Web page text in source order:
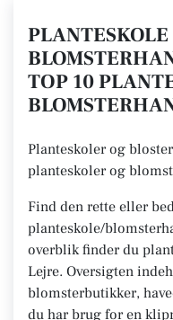
TOP 10
Planteskoler og
planteskoler og
Find den rette eller
planteskole/
overblik finder du
Lejre. Oversigten
blomsterbutikker,
du har brug for en